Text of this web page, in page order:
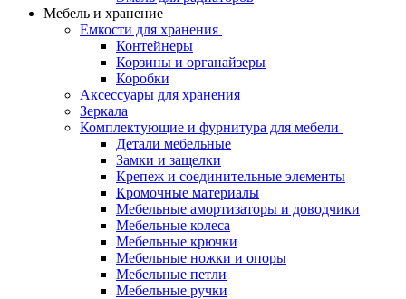
Мебель и хранение
Емкости для хранения
Контейнеры
Корзины и органайзеры
Коробки
Аксессуары для хранения
Зеркала
Комплектующие и фурнитура для мебели
Детали мебельные
Замки и защелки
Крепеж и соединительные элементы
Кромочные материалы
Мебельные амортизаторы и доводчики
Мебельные колеса
Мебельные крючки
Мебельные ножки и опоры
Мебельные петли
Мебельные ручки